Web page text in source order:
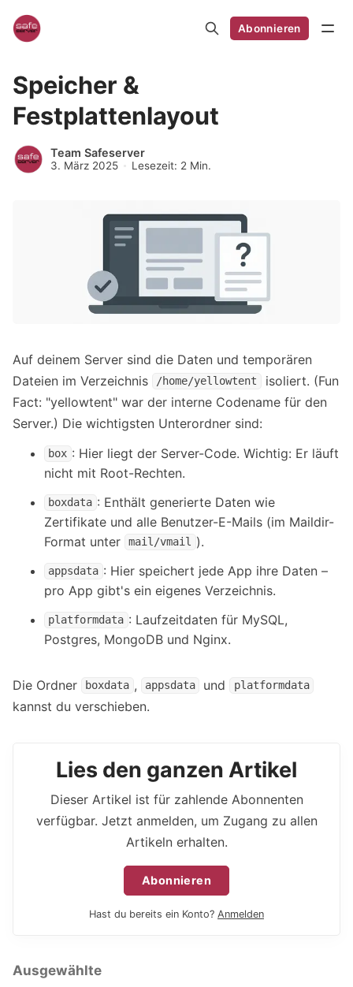
Abonnieren
Speicher &
Festplattenlayout
Team Safeserver
3. März 2025 Lesezeit: 2 Min.
Auf deinem Server sind die Daten und temporären
Dateien im Verzeichnis
/home/yellowtent
isoliert. (Fun
Fact: "yellowtent" war der interne Codename für den
Server.) Die wichtigsten Unterordner sind:
box : Hier liegt der Server-Code. Wichtig: Er läuft
nicht mit Root-Rechten.
boxdata : Enthält generierte Daten wie
Zertifikate und alle Benutzer-E-Mails (im Maildir-
Format unter
mail/vmail ).
appsdata : Hier speichert jede App ihre Daten –
pro App gibt's ein eigenes Verzeichnis.
platformdata : Laufzeitdaten für MySQL,
Postgres, MongoDB und Nginx.
Die Ordner boxdata , appsdata und platformdata
kannst du verschieben.
Lies den ganzen Artikel
Dieser Artikel ist für zahlende Abonnenten
verfügbar. Jetzt anmelden, um Zugang zu allen
Artikeln erhalten.
Abonnieren
Hast du bereits ein Konto? Anmelden
Ausgewählte